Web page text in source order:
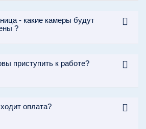
- какие камеры будут
?
приступить к работе?
оплата?